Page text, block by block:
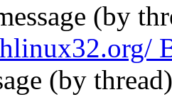
(by
(by